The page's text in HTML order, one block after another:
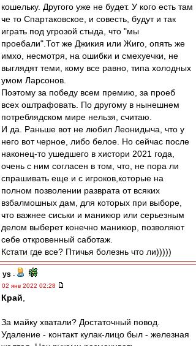
кошельку. Другого уже не будет. У кого есть там
че то Спартаковское, и совесть, будут и так
играть под угрозой стыда, что "мы
проебали".Тот же Джикия или Жиго, опять же
имхо, несмотря, на ошибки и смехуечки, не
выглядят теми, кому все равно, типа холодных
умом Ларсонов.
Поэтому за победу всем премию, за проеб
всех оштрафовать. По другому в нынешнем
потреблядском мире нельзя, считаю.
И да. Раньше вот не любил Леонидыча, что у
него вот черное, либо белое. Но сейчас после
наконец-то ушедшего в хистори 2021 года,
очень с ним согласен в том, что, не пора ли
спрашивать еще и с игроков,которые на
полном позволении разврата от всяких
взбалмошных дам, для которых при выборе,
что важнее сиськи и маникюр или серьезным
делом выберет конечно маникюр, позволяют
себе откровенный саботаж.
Кстати где все? Птичья болезнь что ли)))))
ys -
02 янв 2022 02:28
Край
За майку хватали? Достаточный повод.
Удаление - контакт кулак-лицо был - железная